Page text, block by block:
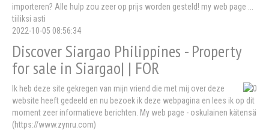
importeren? Alle hulp zou zeer op prijs worden gesteld! my web page ...
tiiliksi asti
2022-10-05 08:56:34
Discover Siargao Philippines - Property
for sale in Siargao| | FOR
Ik heb deze site gekregen van mijn vriend die met mij over deze
website heeft gedeeld en nu bezoek ik deze webpagina en lees ik op dit
moment zeer informatieve berichten. My web page - oskulainen kätensä
(https://www.zynru.com)